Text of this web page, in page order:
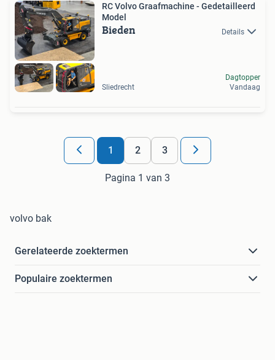
RC Volvo Graafmachine - Gedetailleerd
Model
Bieden Details
Sliedrecht
Dagtopper
Vandaag
1 2 3
Pagina 1 van 3
volvo bak
Gerelateerde zoektermen
Populaire zoektermen